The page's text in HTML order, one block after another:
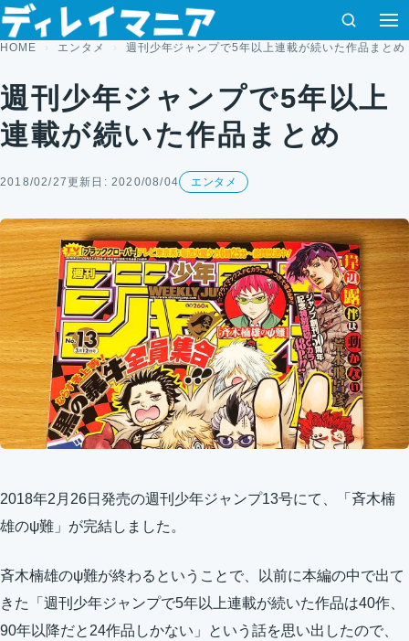
コンテンツへスキップ
検索
HOME エンタメ 週刊少年ジャンプで5年以上連載が続いた作品まとめ
週刊少年ジャンプで5年以上
連載が続いた作品まとめ
2018/02/27更新日: 2020/08/04 エンタメ
2018年2月26日発売の週刊少年ジャンプ13号にて、「斉木楠
雄のψ難」が完結しました。
斉木楠雄のψ難が終わるということで、以前に本編の中で出て
きた「週刊少年ジャンプで5年以上連載が続いた作品は40作、
90年以降だと24作品しかない」という話を思い出したので、